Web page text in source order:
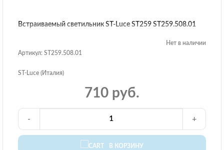
Встраиваемый светильник ST-Luce ST259 ST259.508.01
Нет в наличии
Артикул: ST259.508.01
ST-Luce (Италия)
710 руб.
В КОРЗИНУ
- +